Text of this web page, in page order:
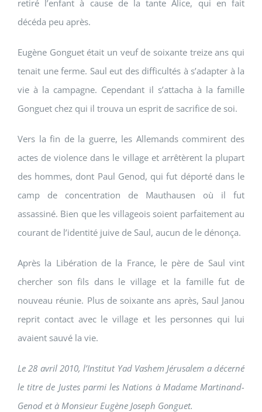
retiré l’enfant à cause de la tante Alice, qui en fait
décéda peu après.
Eugène Gonguet était un veuf de soixante treize ans qui
tenait une ferme. Saul eut des difficultés à s’adapter à la
vie à la campagne. Cependant il s’attacha à la famille
Gonguet chez qui il trouva un esprit de sacrifice de soi.
Vers la fin de la guerre, les Allemands commirent des
actes de violence dans le village et arrêtèrent la plupart
des hommes, dont Paul Genod, qui fut déporté dans le
camp de concentration de Mauthausen où il fut
assassiné. Bien que les villageois soient parfaitement au
courant de l’identité juive de Saul, aucun de le dénonça.
Après la Libération de la France, le père de Saul vint
chercher son fils dans le village et la famille fut de
nouveau réunie. Plus de soixante ans après, Saul Janou
reprit contact avec le village et les personnes qui lui
avaient sauvé la vie.
Le 28 avril 2010, l’Institut Yad Vashem Jérusalem a décerné
le titre de Justes parmi les Nations à Madame Martinand-
Genod et à Monsieur Eugène Joseph Gonguet.